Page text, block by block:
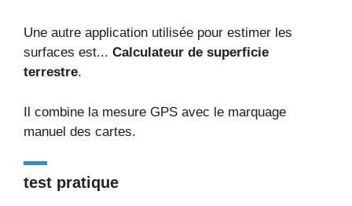
Une autre application utilisée pour estimer les
surfaces est... Calculateur de superficie
terrestre.
Il combine la mesure GPS avec le marquage
manuel des cartes.
test pratique